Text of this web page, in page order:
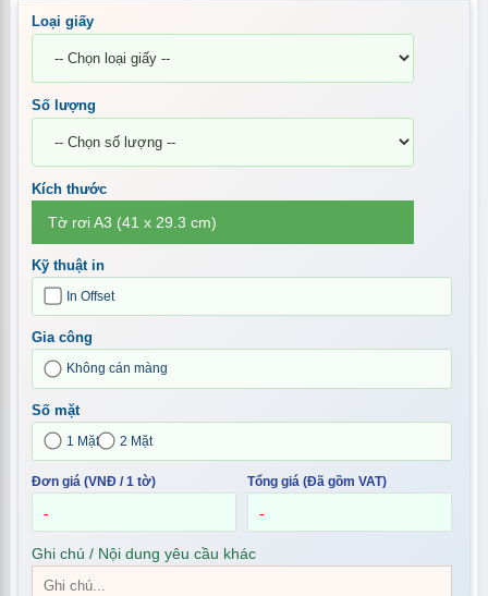
Loại giấy
Số lượng
Kích thước
Tờ rơi A3 (41 x 29.3 cm)
Kỹ thuật in
In Offset
Gia công
Không cán màng
Số mặt
1 Mặt 2 Mặt
Đơn giá (VNĐ / 1 tờ)
-
Tổng giá (Đã gồm VAT)
-
Ghi chú / Nội dung yêu cầu khác